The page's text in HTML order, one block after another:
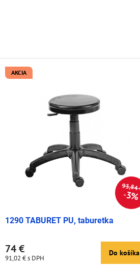
93,84
3%
AKCIA
1290 TABURET PU, taburetka
74 €
91,02 €s DPH
Do košíka